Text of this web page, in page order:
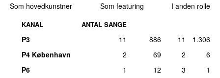
Som hovedkunstner Som featuring I anden rolle
KANAL ANTAL SANGE
P3 11 886 11
1.306
P4 København
2 69 2
6
P6
1 12 3
1